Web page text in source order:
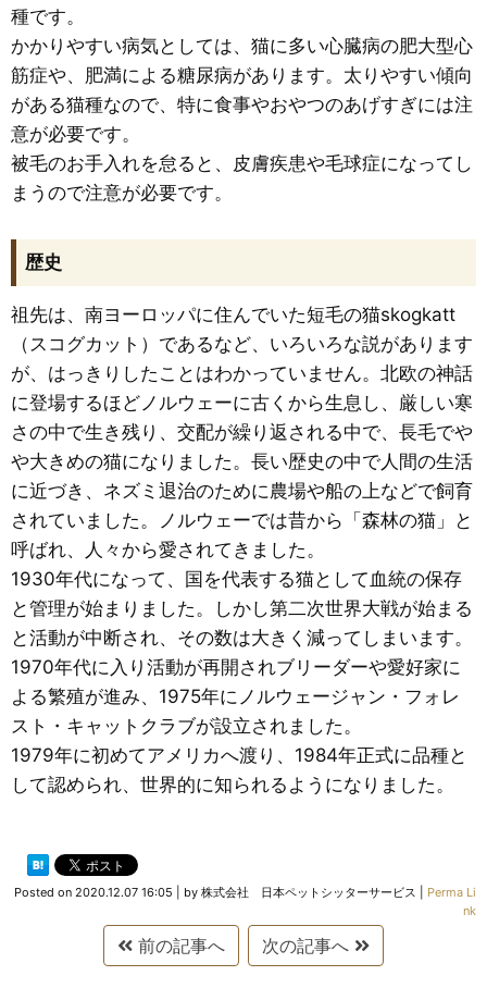
種です。
かかりやすい病気としては、猫に多い心臓病の肥大型心
筋症や、肥満による糖尿病があります。太りやすい傾向
がある猫種なので、特に食事やおやつのあげすぎには注
意が必要です。
被毛のお手入れを怠ると、皮膚疾患や毛球症になってし
まうので注意が必要です。
歴史
祖先は、南ヨーロッパに住んでいた短毛の猫skogkatt
（スコグカット）であるなど、いろいろな説があります
が、はっきりしたことはわかっていません。北欧の神話
に登場するほどノルウェーに古くから生息し、厳しい寒
さの中で生き残り、交配が繰り返される中で、長毛でや
や大きめの猫になりました。長い歴史の中で人間の生活
に近づき、ネズミ退治のために農場や船の上などで飼育
されていました。ノルウェーでは昔から「森林の猫」と
呼ばれ、人々から愛されてきました。
1930年代になって、国を代表する猫として血統の保存
と管理が始まりました。しかし第二次世界大戦が始まる
と活動が中断され、その数は大きく減ってしまいます。
1970年代に入り活動が再開されブリーダーや愛好家に
よる繁殖が進み、1975年にノルウェージャン・フォレ
スト・キャットクラブが設立されました。
1979年に初めてアメリカへ渡り、1984年正式に品種と
して認められ、世界的に知られるようになりました。
Posted on 2020.12.07 16:05 by 株式会社 日本ペットシッターサービス
Perma Li
nk
前の記事へ 次の記事へ